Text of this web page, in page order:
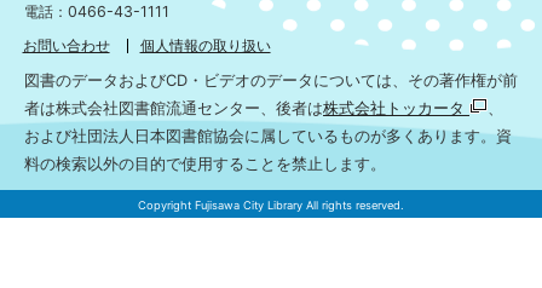
電話：0466-43-1111
お問い合わせ
個人情報の取り扱い
図書のデータおよびCD・ビデオのデータについては、その著作権が前
者は株式会社図書館流通センター、後者は株式会社トッカータ
、
および社団法人日本図書館協会に属しているものが多くあります。資
料の検索以外の目的で使用することを禁止します。
Copyright Fujisawa City Library All rights reserved.